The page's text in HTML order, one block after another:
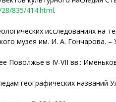
835/414.html.
исследованиях на
музея им. И. А. Гончарова.
Поволжье в IV-VII вв.:
географических названий